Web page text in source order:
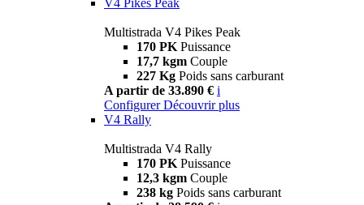
Multistrada V4 Pikes Peak
170 PK Puissance
17,7 kgm Couple
227 Kg Poids sans carburant
A partir de 33.890 € i
Configurer Découvrir plus
V4 Rally
Multistrada V4 Rally
170 PK Puissance
12,3 kgm Couple
238 kg Poids sans carburant